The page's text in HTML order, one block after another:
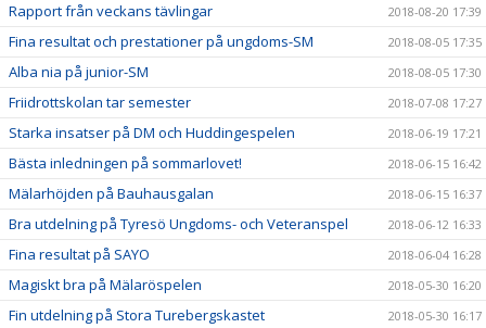
Rapport från veckans tävlingar 2018-08-20 17:39
Fina resultat och prestationer på ungdoms-SM 2018-08-05 17:35
Alba nia på junior-SM 2018-08-05 17:30
Friidrottskolan tar semester 2018-07-08 17:27
Starka insatser på DM och Huddingespelen 2018-06-19 17:21
Bästa inledningen på sommarlovet! 2018-06-15 16:42
Mälarhöjden på Bauhausgalan 2018-06-15 16:37
Bra utdelning på Tyresö Ungdoms- och Veteranspel 2018-06-12 16:33
Fina resultat på SAYO 2018-06-04 16:28
Magiskt bra på Mälaröspelen 2018-05-30 16:20
Fin utdelning på Stora Turebergskastet 2018-05-30 16:17